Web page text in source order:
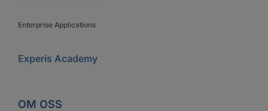
Enterprise Applications
Experis Academy
OM OSS